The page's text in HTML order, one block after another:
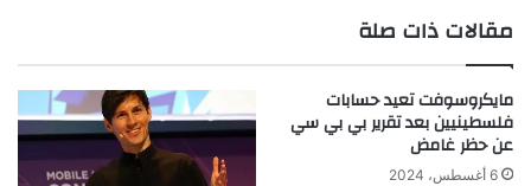
مقالات ذات صلة
مايكروسوفت تعيد حسابات
فلسطينيين بعد تقرير بي بي سي
عن حظر غامض
6 أغسطس، 2024